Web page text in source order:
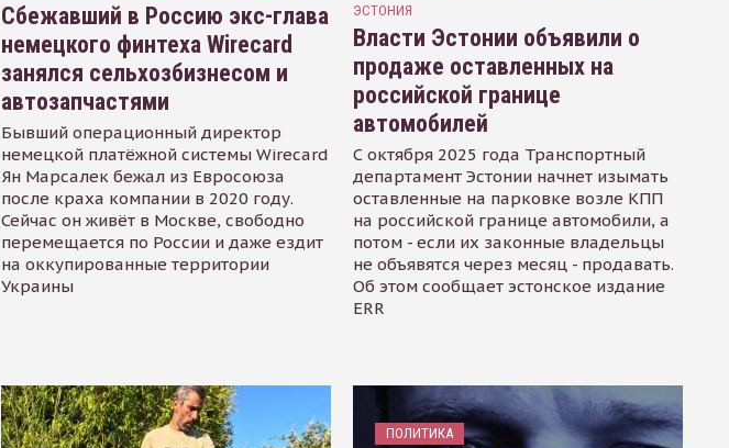
Сбежавший в Россию экс-глава
немецкого финтеха Wirecard
занялся сельхозбизнесом и
автозапчастями
Бывший операционный директор
немецкой платёжной системы Wirecard
Ян Марсалек бежал из Евросоюза
после краха компании в 2020 году.
Сейчас он живёт в Москве, свободно
перемещается по России и даже ездит
на оккупированные территории
Украины
ЭСТОНИЯ
Власти Эстонии объявили о
продаже оставленных на
российской границе
автомобилей
С октября 2025 года Транспортный
департамент Эстонии начнет изымать
оставленные на парковке возле КПП
на российской границе автомобили, а
потом - если их законные владельцы
не объявятся через месяц - продавать.
Об этом сообщает эстонское издание
ERR
ПОЛИТИКА